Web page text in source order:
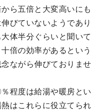
ら五倍と大変高いにも
びていないようであり
体半分ぐらいと聞いて
倍の効率があるという
ながら伸びておりませ
程度は給湯や暖房とい
はこれらに役立てられ